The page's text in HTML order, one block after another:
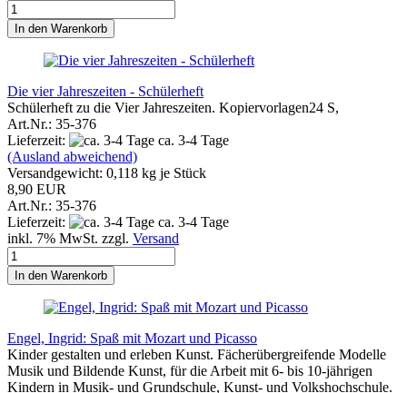
In den Warenkorb
Die vier Jahreszeiten - Schülerheft
Schülerheft zu die Vier Jahreszeiten. Kopiervorlagen24 S,
Art.Nr.: 35-376
Lieferzeit:
ca. 3-4 Tage
(Ausland abweichend)
Versandgewicht: 0,118 kg je Stück
8,90 EUR
Art.Nr.: 35-376
Lieferzeit:
ca. 3-4 Tage
inkl. 7% MwSt. zzgl. Versand
In den Warenkorb
Engel, Ingrid: Spaß mit Mozart und Picasso
Kinder gestalten und erleben Kunst. Fächerübergreifende Modelle
Musik und Bildende Kunst, für die Arbeit mit 6- bis 10-jährigen
Kindern in Musik- und Grundschule, Kunst- und Volkshochschule.